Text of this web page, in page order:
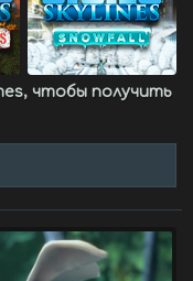
, чтобы получить